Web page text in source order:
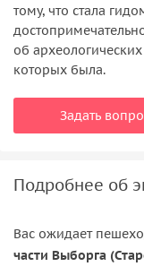
тому, что стала
об
которых была.
Задать
Подробнее об
Вас ожидает
части Выборга